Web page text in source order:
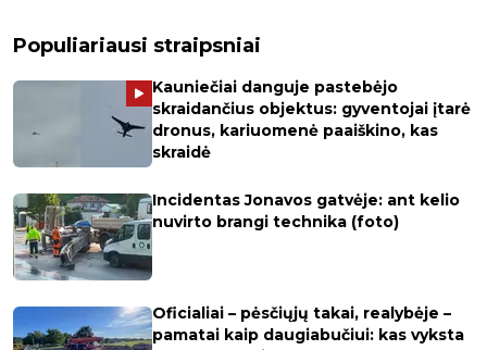
Populiariausi straipsniai
Kauniečiai danguje pastebėjo
skraidančius objektus: gyventojai įtarė
dronus, kariuomenė paaiškino, kas
skraidė
Incidentas Jonavos gatvėje: ant kelio
nuvirto brangi technika (foto)
Oficialiai – pėsčiųjų takai, realybėje –
pamatai kaip daugiabučiui: kas vyksta